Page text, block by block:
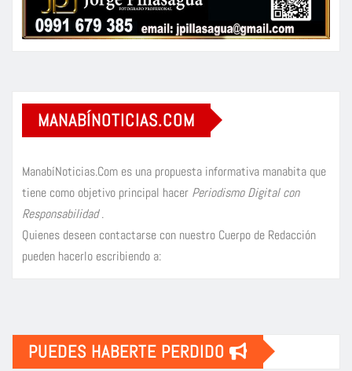
MANABÍNOTICIAS.COM
ManabíNoticias.Com es una propuesta informativa manabita que
tiene como objetivo principal hacer Periodismo Digital con
Responsabilidad.
Quienes deseen contactarse con nuestro Cuerpo de Redacción
pueden hacerlo escribiendo a:
PUEDES HABERTE PERDIDO